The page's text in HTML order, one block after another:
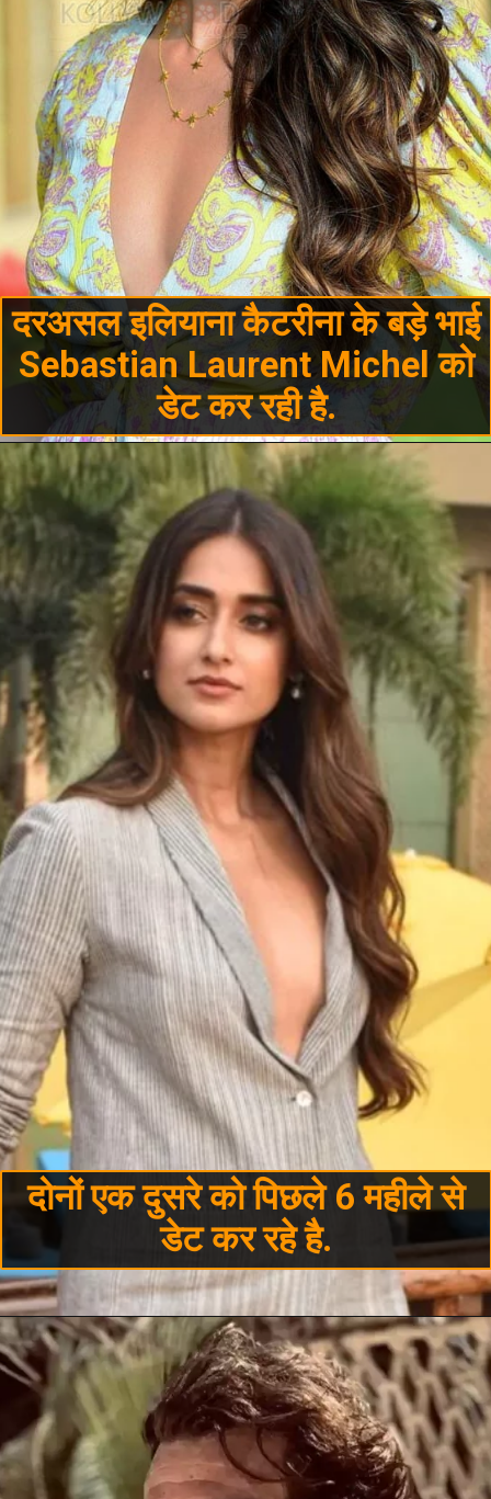
दरअसल इलियाना कैटरीना के बड़े भाई
Sebastian Laurent Michel को
डेट कर रही है.
दोनों एक दुसरे को पिछले 6 महीले से
डेट कर रहे है.